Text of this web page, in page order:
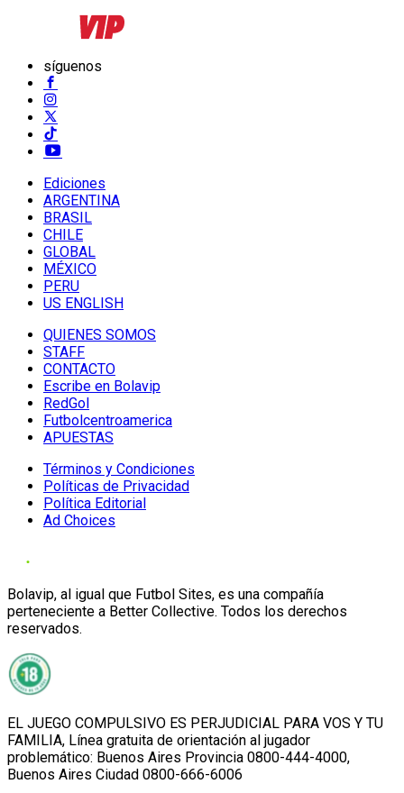
síguenos
Ediciones
ARGENTINA
BRASIL
CHILE
GLOBAL
MÉXICO
PERU
US ENGLISH
QUIENES SOMOS
STAFF
CONTACTO
Escribe en Bolavip
RedGol
Futbolcentroamerica
APUESTAS
Términos y Condiciones
Políticas de Privacidad
Política Editorial
Ad Choices
Bolavip, al igual que Futbol Sites, es una compañía
perteneciente a Better Collective. Todos los derechos
reservados.
EL JUEGO COMPULSIVO ES PERJUDICIAL PARA VOS Y TU
FAMILIA, Línea gratuita de orientación al jugador
problemático: Buenos Aires Provincia 0800-444-4000,
Buenos Aires Ciudad 0800-666-6006